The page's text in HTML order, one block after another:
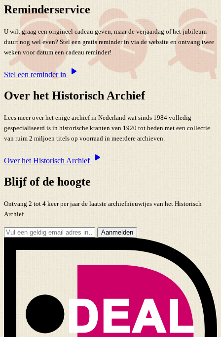
Reminderservice
U wilt graag een origineel cadeau geven, maar de verjaardag of het jubileum
duurt nog wel even? Stel een gratis reminder in via de website en ontvang twee
weken voor datum een cadeau reminder!
Stel een reminder in
Over het Historisch Archief
Lees meer over het enige archief in Nederland wat sinds 1984 volledig
gespecialiseerd is in historische kranten van 1920 tot heden met een collectie
van ruim 2 miljoen titels op voorraad in meerdere archieven.
Over het Historisch Archief
Blijf of de hoogte
Ontvang 2 tot 4 keer per jaar de laatste archiefnieuwtjes van het Historisch
Archief.
Aanmelden